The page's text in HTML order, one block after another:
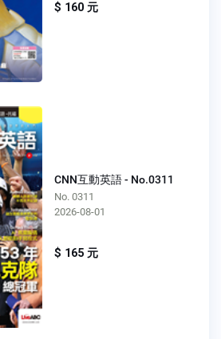
$ 160 元
CNN互動英語 - No.0311
No. 0311
2026-08-01
$ 165 元